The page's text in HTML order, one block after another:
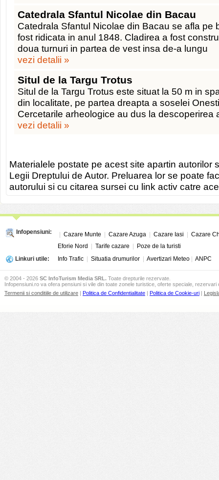
Catedrala Sfantul Nicolae din Bacau
Catedrala Sfantul Nicolae din Bacau se afla pe
fost ridicata in anul 1848. Cladirea a fost
doua turnuri in partea de vest insa de-a lungu
vezi detalii »
Situl de la Targu Trotus
Situl de la Targu Trotus este situat la 50 m in
din localitate, pe partea dreapta a soselei
Cercetarile arheologice au dus la descoperirea
vezi detalii »
Materialele postate pe acest site apartin autorilor
Legii Dreptului de Autor. Preluarea lor se poate
autorului si cu citarea sursei cu link activ catre
Infopensiuni: Cazare Munte Cazare Azuga Cazare Iasi
Cazare
Eforie Nord
Tarife cazare
Poze de la turisti
Linkuri utile:
Info Trafic Situatia drumurilor Avertizari Meteo ANPC
© 2004 - 2026 SC InfoTurism Media SRL. Toate drepturile rezervate.
Infopensiuni.ro va ofera pensiuni si vile din toate zonele turistice, oferte speciale, rezervari
Termenii si conditiile de utilizare | Politica de Confidentialitate | Politica de Cookie-uri |